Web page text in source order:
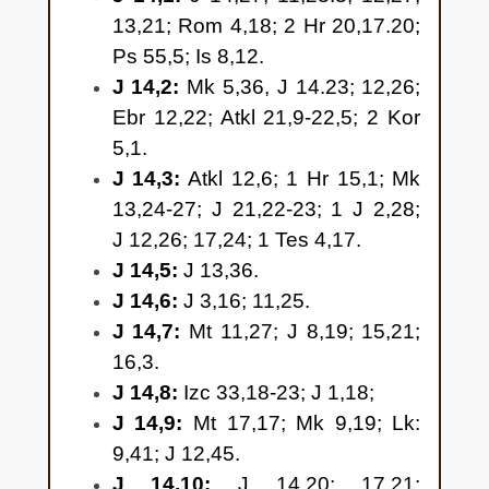
patiesība un dzīvība. Neviens
nenāk pie Tēva kā vien caur
mani. 7 Ja jūs pazīstat mani, jūs
pazīsiet arī manu Tēvu. Bet jūs
jau viņu pazīstat un esat viņu
redzējuši.” 8 Filips viņam sacīja:
“Kungs, rādi mums Tēvu, ar to
mums pietiek.” 9 Jēzus viņam
sacīja: “Tik ilgu laiku es esmu ar
jums, un tu mani neesi iepazinis,
Filip? Kas mani ir redzējis, tas ir
redzējis Tēvu. Kā tu vari sacīt:
rādi mums Tēvu? 10 Vai tu netici,
ka es esmu Tēvā un Tēvs ir
manī? Vārdus, ko es jums saku,
es nesaku no sevis paša, bet
13,21; Rom 4,18; 2 Hr 20,17.20;
Ps 55,5; Is 8,12.
J 14,2: Mk 5,36, J 14.23; 12,26;
Ebr 12,22; Atkl 21,9-22,5; 2 Kor
5,1.
J 14,3: Atkl 12,6; 1 Hr 15,1; Mk
13,24-27; J 21,22-23; 1 J 2,28;
J 12,26; 17,24; 1 Tes 4,17.
J 14,5: J 13,36.
J 14,6: J 3,16; 11,25.
J 14,7: Mt 11,27; J 8,19; 15,21;
16,3.
J 14,8: Izc 33,18-23; J 1,18;
J 14,9: Mt 17,17; Mk 9,19; Lk:
9,41; J 12,45.
J 14,10: J 14,20; 17,21;